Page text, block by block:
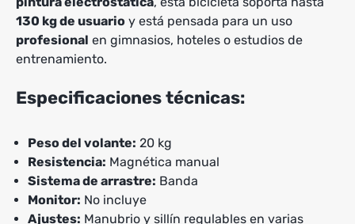
130 kg de usuario y está pensada para un uso
profesional en gimnasios, hoteles o estudios de
entrenamiento.
Especificaciones técnicas:
Peso del volante: 20 kg
Resistencia: Magnética manual
Sistema de arrastre: Banda
Monitor: No incluye
Ajustes: Manubrio y sillín regulables en varias